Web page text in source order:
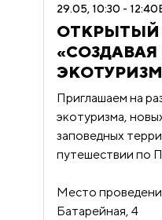
29.05, 10:30 - 12:40
ОТКРЫТЫЙ
Приглашаем на
экотуризма,
заповедных
путешествии по
Место
Батарейная, 4